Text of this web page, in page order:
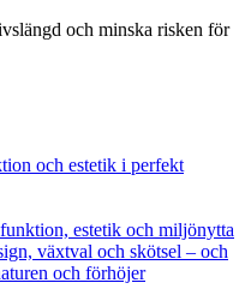
och minska risken för
och estetik i perfekt
estetik och miljönytta
växtval och skötsel – och
och förhöjer